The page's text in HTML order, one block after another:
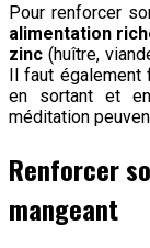
Pour renforcer
alimentation
zinc (huître,
Il faut également
en sortant et
méditation
Renforcer
mangeant